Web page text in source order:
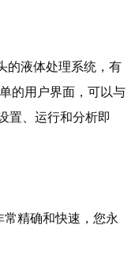
的液体处理系统，有
的用户界面，可以与
置、运行和分析即
精确和快速，您永